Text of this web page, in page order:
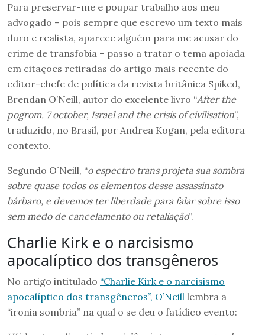
Para preservar-me e poupar trabalho aos meu
advogado – pois sempre que escrevo um texto mais
duro e realista, aparece alguém para me acusar do
crime de transfobia – passo a tratar o tema apoiada
em citações retiradas do artigo mais recente do
editor-chefe de política da revista britânica Spiked,
Brendan O’Neill, autor do excelente livro “After the
pogrom. 7 october, Israel and the crisis of civilisation”,
traduzido, no Brasil, por Andrea Kogan, pela editora
contexto.
Segundo O´Neill, “o espectro trans projeta sua sombra
sobre quase todos os elementos desse assassinato
bárbaro, e devemos ter liberdade para falar sobre isso
sem medo de cancelamento ou retaliação”.
Charlie Kirk e o narcisismo
apocalíptico dos transgêneros
No artigo intitulado “Charlie Kirk e o narcisismo
apocalíptico dos transgêneros”, O’Neill lembra a
“ironia sombria” na qual o se deu o fatídico evento: